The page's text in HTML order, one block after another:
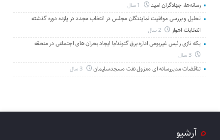
رسانه‌ها، جهادگران امید
تحلیل و بررسی موفقیت نمایندگان مجلس در انتخاب مجدد در یازده دوره گذشته
انتخابات اهواز
2 سال
یکه تازی رئیس غیربومی اداره برق گتوند/با ایجاد بحران های اجتماعی در منطقه
3 سال
تناقضات مدیررسانه ای معزول نفت مسجدسلیمان 3 سال
آرشیو